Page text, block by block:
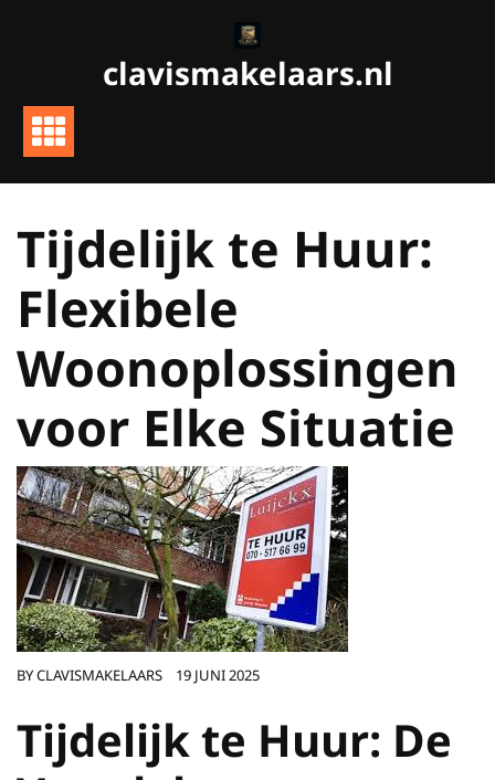
clavismakelaars.nl
Tijdelijk te Huur:
Flexibele
Woonoplossingen
voor Elke Situatie
BYCLAVISMAKELAARS 19 JUNI 2025
Tijdelijk te Huur: De